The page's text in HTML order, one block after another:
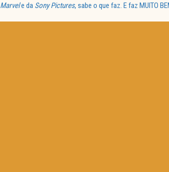
Marvele da Sony Pictures, sabe o que faz. E faz MUITO